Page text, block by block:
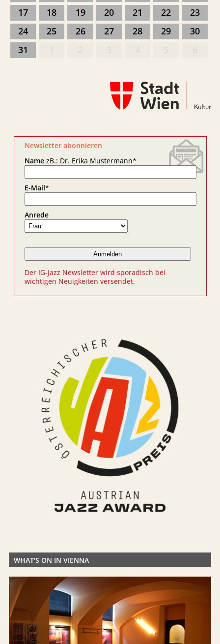
17
18 19 20 21 22
23
24
25 26 27 28 29
30
31
Newsletter abonnieren
NamezB.: Dr. Erika Mustermann*
E-Mail*
Anrede
Der IG-Jazz Newsletter wird sporadisch bei
wichtigen Neuigkeiten versendet.
WHAT'S ON IN VIENNA